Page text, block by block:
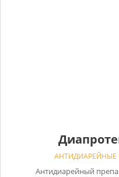
АНТИДИАРЕЙНЫЕ
Антидиарейный